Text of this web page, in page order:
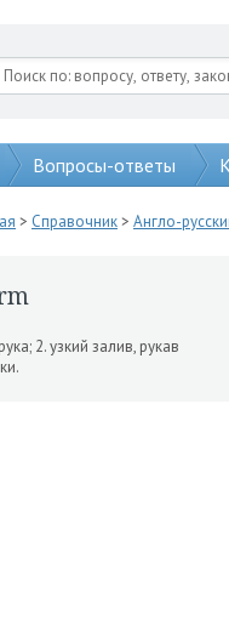
Вопросы-ответы
> Справочник> Англо-
2. узкий залив, рукав